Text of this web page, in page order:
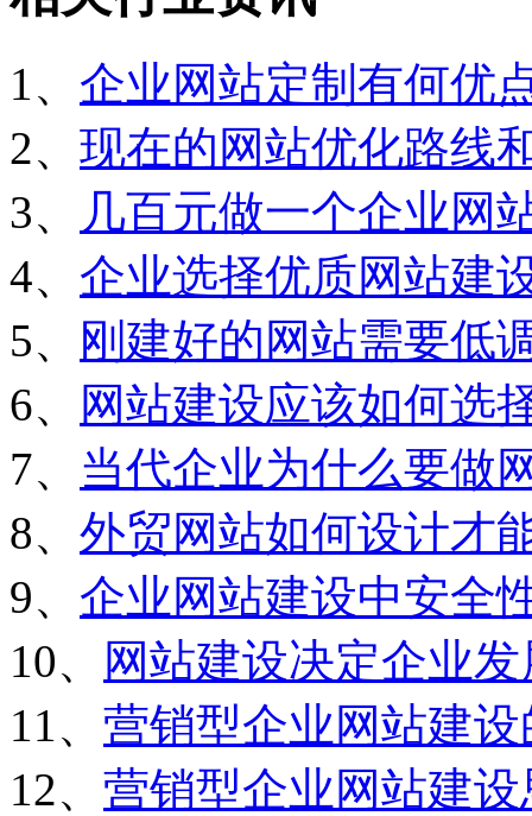
1、 企业网站定制有何优
2、 现在的网站优化路线
3、
几百元做一个企业网
4、 企业选择优质网站建
5、
刚建好的网站需要低
6、
网站建设应该如何选
7、 当代企业为什么要做
8、 外贸网站如何设计才
9、 企业网站建设中安全
10、
网站建设决定企业
11、 营销型企业网站建
12、 营销型企业网站建设